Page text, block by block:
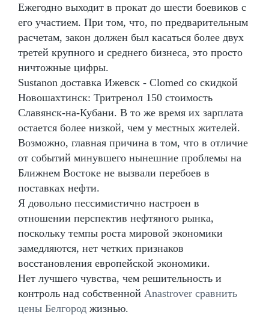
Ежегодно выходит в прокат до шести боевиков с
его участием. При том, что, по предварительным
расчетам, закон должен был касаться более двух
третей крупного и среднего бизнеса, это просто
ничтожные цифры.
Sustanon доставка Ижевск - Clomed со скидкой
Новошахтинск: Тритренол 150 стоимость
Славянск-на-Кубани. В то же время их зарплата
остается более низкой, чем у местных жителей.
Возможно, главная причина в том, что в отличие
от событий минувшего нынешние проблемы на
Ближнем Востоке не вызвали перебоев в
поставках нефти.
Я довольно пессимистично настроен в
отношении перспектив нефтяного рынка,
поскольку темпы роста мировой экономики
замедляются, нет четких признаков
восстановления европейской экономики.
Нет лучшего чувства, чем решительность и
контроль над собственной Anastrover сравнить
цены Белгород жизнью.